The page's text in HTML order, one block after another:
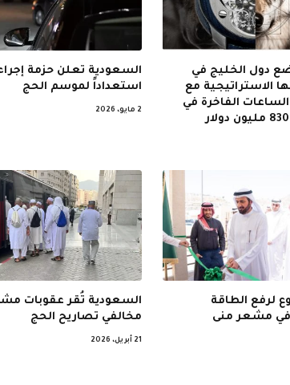
دول الخليج في
الاستراتيجية مع
الفاخرة في
السعودية تعلن حزمة
استعداداً لموسم الحج
2 مايو، 2026
لرفع الطاقة
في مشعر منى
السعودية تُقر عقوبات
مخالفي تصاريح الحج
21 أبريل، 2026